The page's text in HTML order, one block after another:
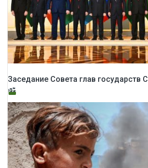
Заседание Совета глав государств